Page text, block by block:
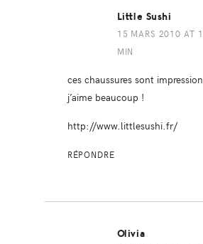
Little Sushi
15 MARS 2010 AT
MIN
ces chaussures sont
j’aime beaucoup !
http://www.littlesushi.fr/
RÉPONDRE
Olivia